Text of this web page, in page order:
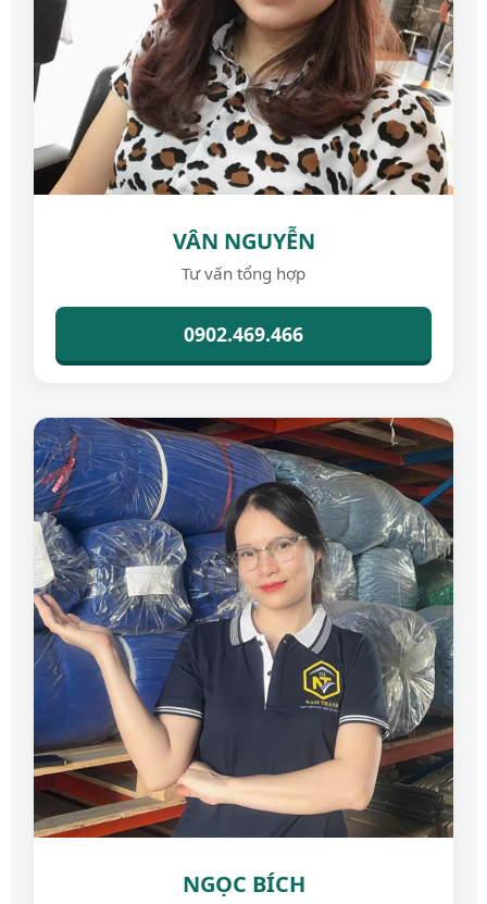
VÂN NGUYỄN
Tư vấn tổng hợp
0902.469.466
NGỌC BÍCH